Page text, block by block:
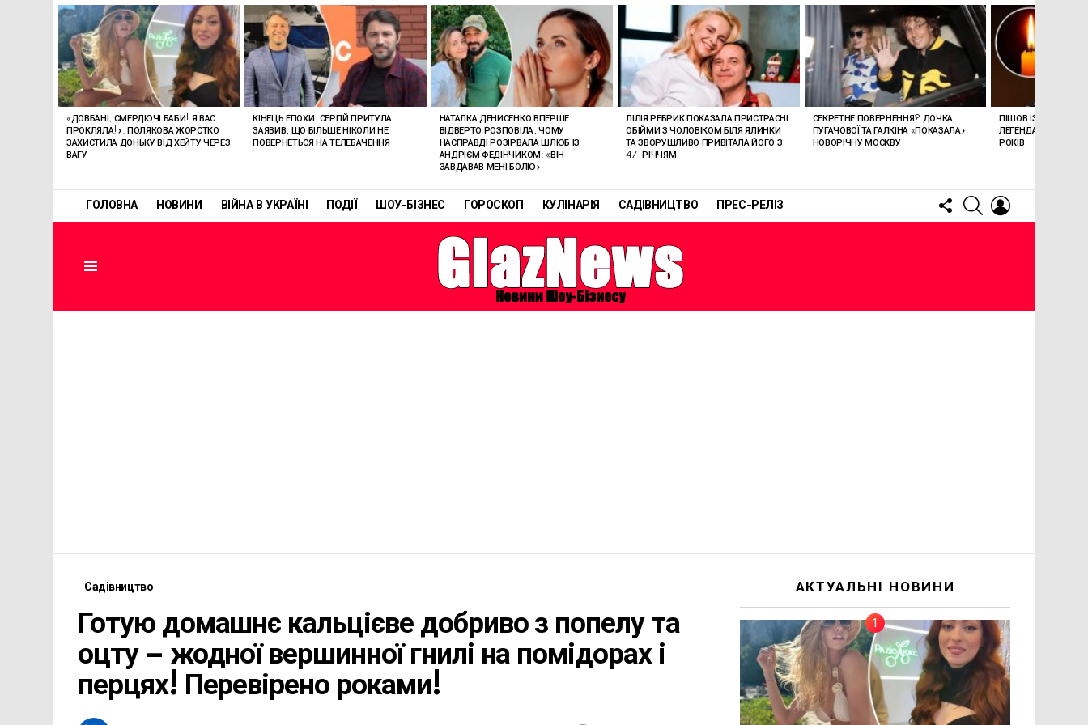
ГОЛОВНА НОВИНИ ВІЙНА В УКРАЇНІ ПОДІЇ ШОУ-БІЗНЕС ГОРОСКОП КУЛІНАРІЯ САДІВНИЦТВО ПРЕС-РЕЛІЗ
FOLLOW
US
SEARCH
ОСТАННІ
СТАТТІ
«ДОВБАНІ, СМЕРДЮЧІ БАБИ! Я ВАС
ПРОКЛЯЛА!»: ПОЛЯКОВА ЖОРСТКО
ЗАХИСТИЛА ДОНЬКУ ВІД ХЕЙТУ ЧЕРЕЗ
ВАГУ
КІНЕЦЬ ЕПОХИ: СЕРГІЙ ПРИТУЛА
ЗАЯВИВ, ЩО БІЛЬШЕ НІКОЛИ НЕ
ПОВЕРНЕТЬСЯ НА ТЕЛЕБАЧЕННЯ
НАТАЛКА ДЕНИСЕНКО ВПЕРШЕ
ВІДВЕРТО РОЗПОВІЛА, ЧОМУ
НАСПРАВДІ РОЗІРВАЛА ШЛЮБ ІЗ
АНДРІЄМ ФЕДІНЧИКОМ: «ВІН
ЗАВДАВАВ МЕНІ БОЛЮ»
ЛІЛІЯ РЕБРИК ПОКАЗАЛА ПРИСТРАСНІ
ОБІЙМИ З ЧОЛОВІКОМ БІЛЯ ЯЛИНКИ
ТА ЗВОРУШЛИВО ПРИВІТАЛА ЙОГО З
47-РІЧЧЯМ
СЕКРЕТНЕ ПОВЕРНЕННЯ? ДОЧКА
ПУГАЧОВОЇ ТА ГАЛКІНА «ПОКАЗАЛА»
НОВОРІЧНУ МОСКВУ
ПІШОВ ІЗ ЖИТТЯ
ЛЕГЕНДАРНОМУ
РОКІВ
Садівництво
Готую домашнє кальцієве добриво з попелу та
оцту – жодної вершинної гнилі на помідорах і
перцях! Перевірено роками!
АКТУАЛЬНІ НОВИНИ